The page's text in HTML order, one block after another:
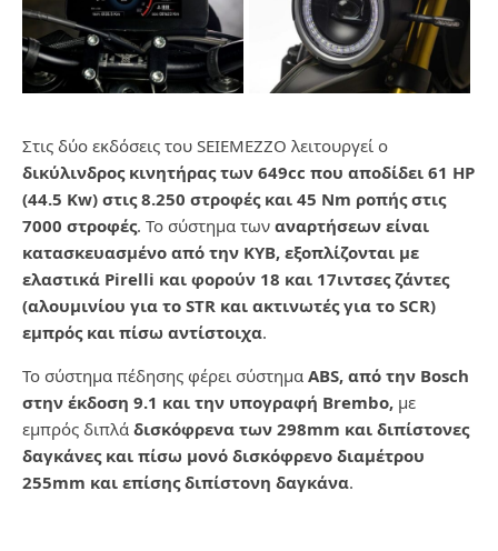
Στις δύο εκδόσεις του SΕΙΕΜΕΖΖΟ λειτουργεί ο
δικύλινδρος κινητήρας των 649cc που αποδίδει 61 HP
(44.5 Kw) στις 8.250 στροφές και 45 Νm ροπής στις
7000 στροφές. Το σύστημα των αναρτήσεων είναι
κατασκευασμένο από την KYB, εξοπλίζονται με
ελαστικά Pirelli και φορούν 18 και 17ιντσες ζάντες
(αλουμινίου για το STR και ακτινωτές για το SCR)
εμπρός και πίσω αντίστοιχα.
Το σύστημα πέδησης φέρει σύστημα ABS, από την Bosch
στην έκδοση 9.1 και την υπογραφή Brembo, με
εμπρός διπλά δισκόφρενα των 298mm και διπίστονες
δαγκάνες και πίσω μονό δισκόφρενο διαμέτρου
255mm και επίσης διπίστονη δαγκάνα.